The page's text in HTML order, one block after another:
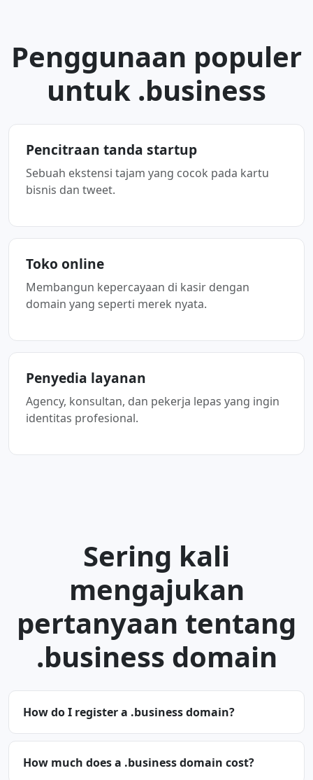
Penggunaan populer
untuk .business
Pencitraan tanda startup
Sebuah ekstensi tajam yang cocok pada kartu
bisnis dan tweet.
Toko online
Membangun kepercayaan di kasir dengan
domain yang seperti merek nyata.
Penyedia layanan
Agency, konsultan, dan pekerja lepas yang ingin
identitas profesional.
Sering kali
mengajukan
pertanyaan tentang
.business domain
How do I register a .business domain?
How much does a .business domain cost?